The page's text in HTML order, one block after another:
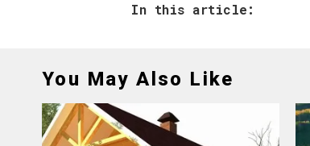
In this article:
You May Also Like